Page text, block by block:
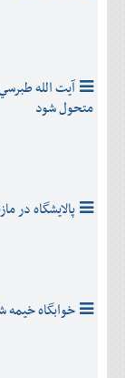
آيت الله
متحول شود
پالايشگاه در
خوابگاه خيمه